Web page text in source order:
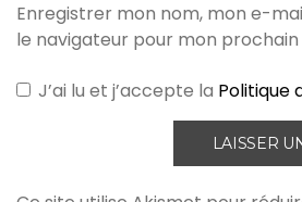
Enregistrer mon nom, mon e-
le navigateur pour mon
J’ai lu et j’accepte la Politique